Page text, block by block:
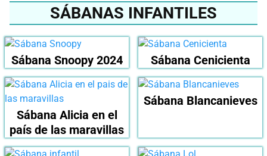
SÁBANAS INFANTILES
Sábana Snoopy 2024 Sábana Cenicienta
Sábana Alicia en el
país de las maravillas
Sábana Blancanieves